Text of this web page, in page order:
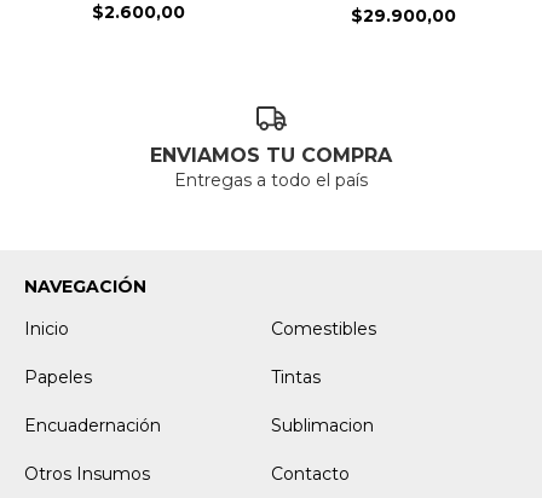
$2.600,00 $29.900,00
ENVIAMOS TU COMPRA
Entregas a todo el país
NAVEGACIÓN
Inicio
Comestibles
Papeles Tintas
Encuadernación Sublimacion
Otros Insumos Contacto